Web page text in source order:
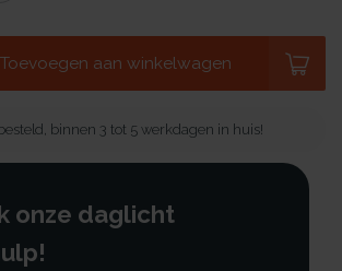
Toevoegen aan winkelwagen
binnen 3 tot 5 werkdagen in huis!
onze daglicht